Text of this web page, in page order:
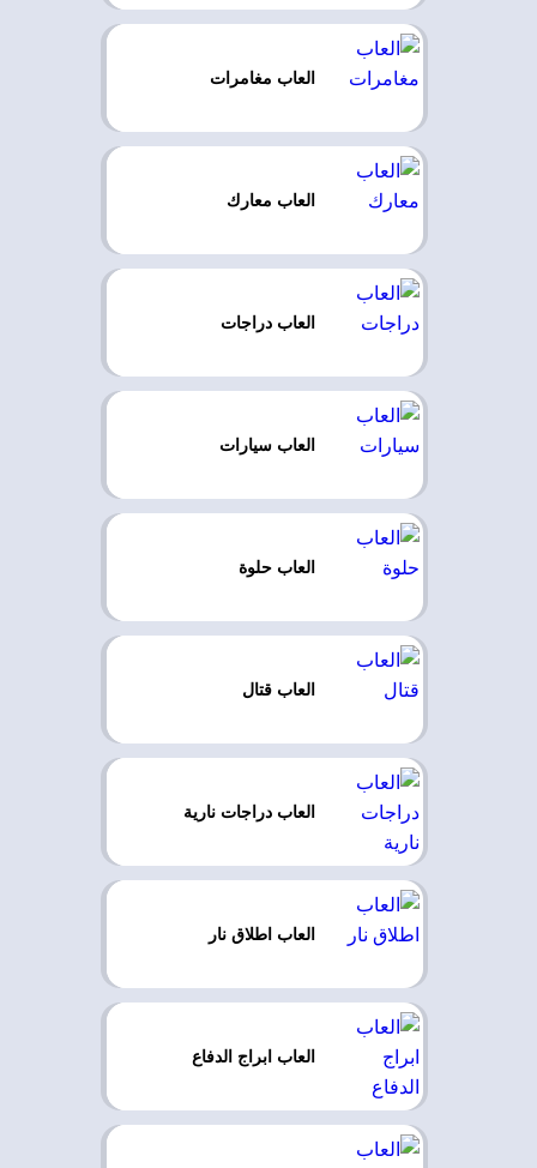
العاب مغامرات
العاب معارك
العاب دراجات
العاب سيارات
العاب حلوة
العاب قتال
العاب دراجات نارية
العاب اطلاق نار
العاب ابراج الدفاع